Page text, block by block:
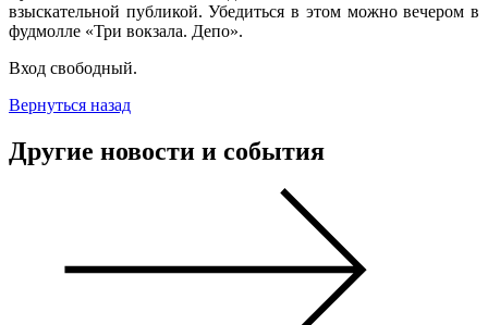
взыскательной публикой. Убедиться в этом можно вечером в
фудмолле «Три вокзала. Депо».
Вход свободный.
Вернуться назад
Другие новости и события